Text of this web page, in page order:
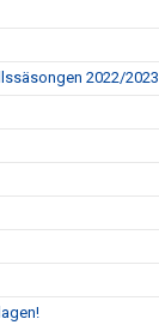
2022/2023